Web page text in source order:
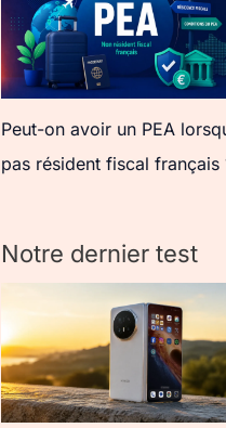
Peut-on avoir un PEA
pas résident fiscal français
Notre dernier test